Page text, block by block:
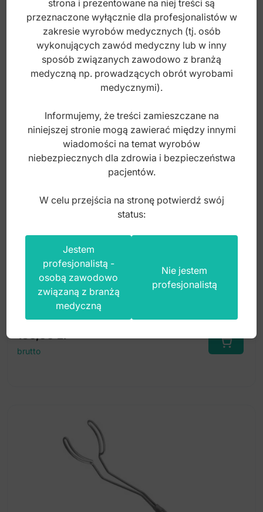
150,00zł
brutto
Rozwierak do implantologii mały 65mm x
175mm
Index: DS.848.070
150,00zł
brutto
strona i prezentowane na niej treści są
przeznaczone wyłącznie dla profesjonalistów w
zakresie wyrobów medycznych (tj. osób
wykonujących zawód medyczny lub w inny
sposób związanych zawodowo z branżą
medyczną np. prowadzących obrót wyrobami
medycznymi).
Informujemy, że treści zamieszczane na
niniejszej stronie mogą zawierać między innymi
wiadomości na temat wyrobów
niebezpiecznych dla zdrowia i bezpieczeństwa
pacjentów.
W celu przejścia na stronę potwierdź swój
status:
Jestem
profesjonalistą -
osobą zawodowo
związaną z branżą
medyczną
Nie jestem
profesjonalistą